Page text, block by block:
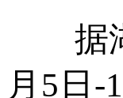
据湖
月5日-